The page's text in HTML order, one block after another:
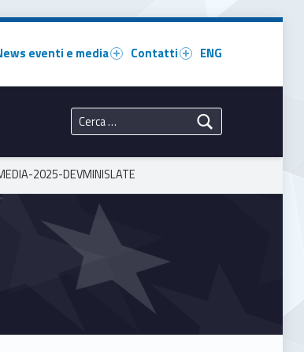
eventi e media Contatti ENG
2025-DEVMINISLATE